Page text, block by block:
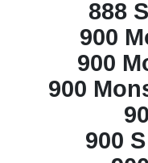
888
900
900
900
900